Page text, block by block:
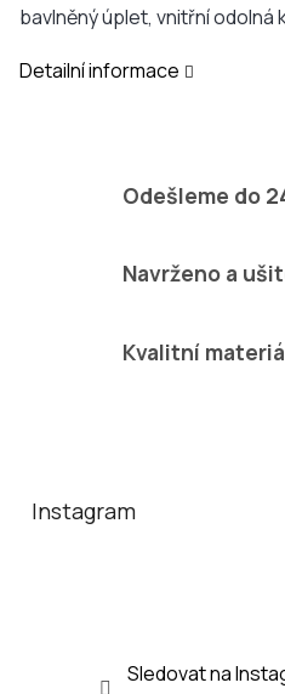
bavlněný úplet, vnitřní odolná
Detailní informace
Odešleme do
Navrženo a
Kvalitní
Instagram
Sledovat na